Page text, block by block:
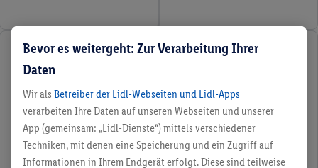
Bevor es weitergeht: Zur Verarbeitung Ihrer
Daten
Wir als Betreiber der Lidl-Webseiten und Lidl-Apps
verarbeiten Ihre Daten auf unseren Webseiten und unserer
App (gemeinsam: „Lidl-Dienste“) mittels verschiedener
Techniken, mit denen eine Speicherung und ein Zugriff auf
Informationen in Ihrem Endgerät erfolgt. Diese sind teilweise